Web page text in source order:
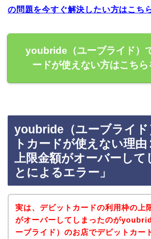
の問題を今すぐ解決したい方はこち
youbride（ユーブライド）
ードが使えない方はこちら
youbride（ユーブライド
トカードが使えない理由
上限金額がオーバーして
とによるエラー」
実は、デビットカードの利用枠の上
がオーバーしてしまったのが
ーブライド）のお店でデビットカー